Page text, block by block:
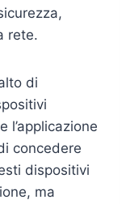
rete.
di
l’applicazione
concedere
dispositivi
ma